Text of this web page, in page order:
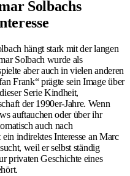
Solbachs
hängt stark mit der langen
Solbach wurde als
aber auch in vielen anderen
Frank“ prägte sein Image über
Serie Kindheit,
der 1990er-Jahre. Wenn
auftauchen oder über ihr
auch nach
indirektes Interesse an Marc
weil er selbst ständig
privaten Geschichte eines